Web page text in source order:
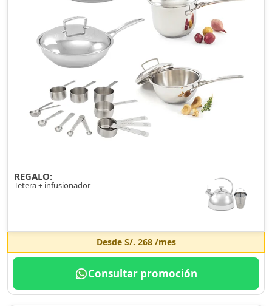
REGALO:
Tetera + infusionador
Desde S/. 268/mes
Consultar promoción